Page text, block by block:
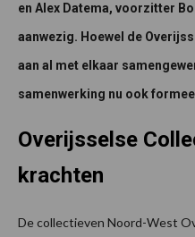
en Alex Datema, voorzitter
aanwezig. Hoewel de
aan al met elkaar
samenwerking nu ook
Overijsselse
krachten
De collectieven Noord-West